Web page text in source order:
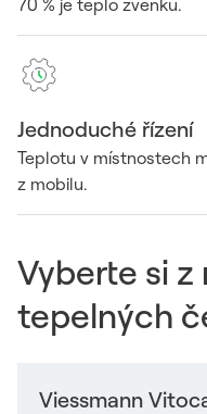
70 % je teplo zvenku.
Jednoduché řízení
Teplotu v místnostech
z mobilu.
Vyberte si z
tepelných
Viessmann